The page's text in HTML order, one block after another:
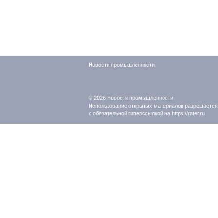
Новости промышленности
© 2026 Новости промышленности
Использование открытых материалов разрешается
с обязательной гиперссылкой на https://rater.ru